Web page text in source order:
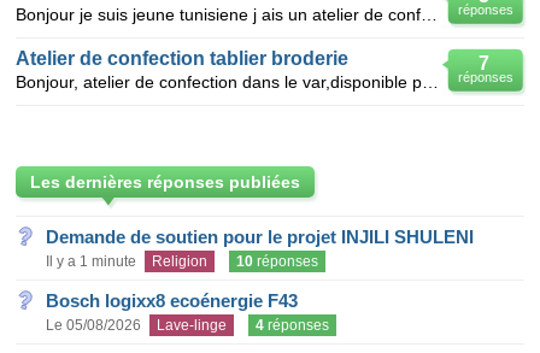
réponses
7
réponses
Atelier de confection tablier broderie
Les dernières réponses publiées
Demande de soutien pour le projet INJILI SHULENI
Il y a 1 minute Religion 10 réponses
Bosch logixx8 ecoénergie F43
Le 05/08/2026 Lave-linge 4 réponses